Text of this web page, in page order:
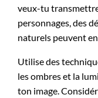
veux-tu
personnages, des
naturels peuvent
Utilise des
les ombres et la
ton image.